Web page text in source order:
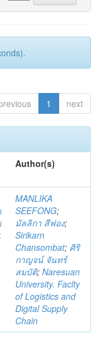
1 next
Author(s)
MANLIKA
SEEFONG;
มัลลิกา สีฟอง;
Sirikarn
Chansombat; ศิริ
กาญจน์ จันทร์
สมบัติ; Naresuan
University. Faclty
of Logistics and
Digital Supply
Chain